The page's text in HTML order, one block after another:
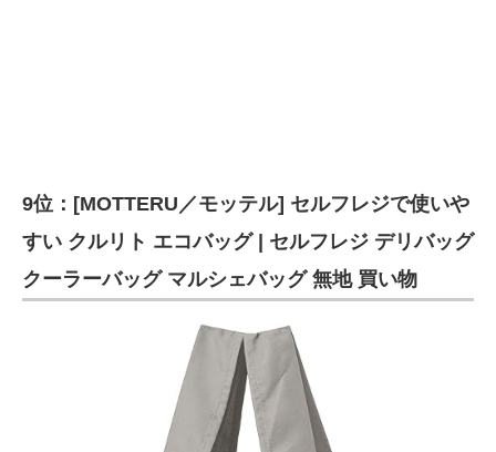
9位：[MOTTERU／モッテル] セルフレジで使いや
すい クルリト エコバッグ | セルフレジ デリバッグ
クーラーバッグ マルシェバッグ 無地 買い物